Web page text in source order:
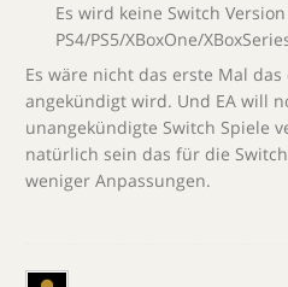
Es wird keine Switch
PS4/PS5/XBoxOne/
Es wäre nicht das erste Mal
angekündigt wird. Und EA will
unangekündigte Switch Spiele
natürlich sein das für die
weniger Anpassungen.